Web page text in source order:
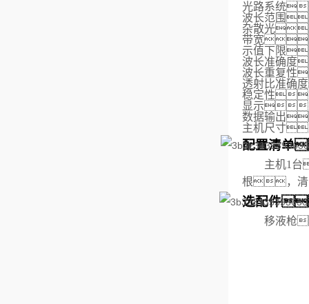
光路系统
波长范围
杂散光
带宽
示值下限
波长准确
波长重复性
透射比准确
稳定性
显示
数据输出
主机尺寸
配置清单
主机1
根，清
选配件
移液枪